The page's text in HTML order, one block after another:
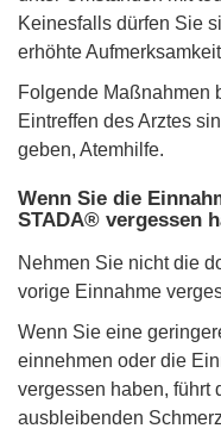
Keinesfalls dürfen Sie
erhöhte
Folgende Maßnahmen
Eintreffen des Arztes
geben, Atemhilfe.
Wenn Sie die
STADA® vergessen
Nehmen Sie nicht die
vorige Einnahme
Wenn Sie eine
einnehmen oder die
vergessen haben, führt
ausbleibenden